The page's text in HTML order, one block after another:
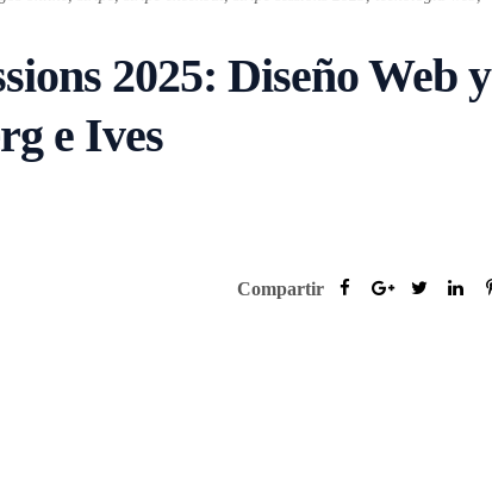
2025: Diseño Web y
e Ives
Compartir